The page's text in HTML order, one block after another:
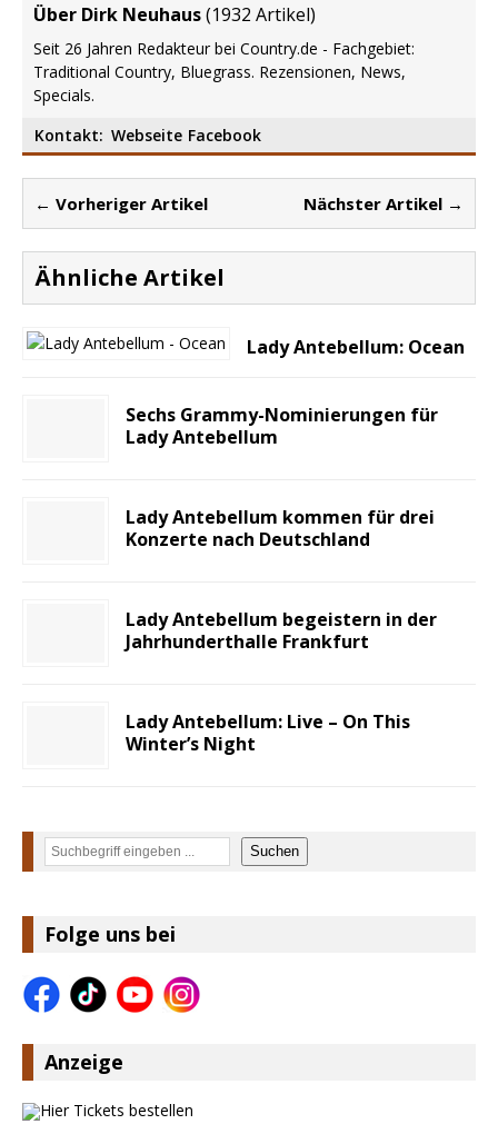
Über Dirk Neuhaus(1932 Artikel)
Seit 26 Jahren Redakteur bei Country.de - Fachgebiet:
Traditional Country, Bluegrass. Rezensionen, News,
Specials.
Kontakt: Webseite Facebook
← Vorheriger Artikel Nächster Artikel →
Ähnliche Artikel
Lady Antebellum: Ocean
Sechs Grammy-Nominierungen für
Lady Antebellum
Lady Antebellum kommen für drei
Konzerte nach Deutschland
Lady Antebellum begeistern in der
Jahrhunderthalle Frankfurt
Lady Antebellum: Live – On This
Winter’s Night
Suchen Suchen
Folge uns bei
Anzeige